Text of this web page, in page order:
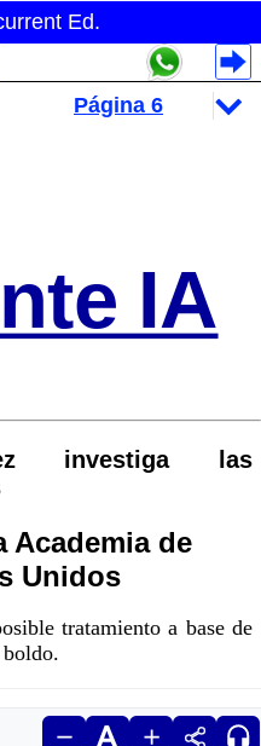
Ed.
IA
investiga las
Academia de
Unidos
tratamiento a base de